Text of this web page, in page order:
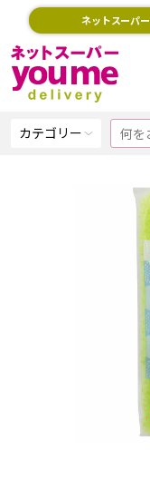
ネットスーパー
カテゴリー